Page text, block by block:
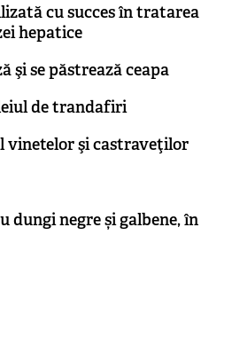
cu succes în tratarea
hepatice
şi se păstrează ceapa
de trandafiri
vinetelor şi castraveţilor
dungi negre și galbene, în